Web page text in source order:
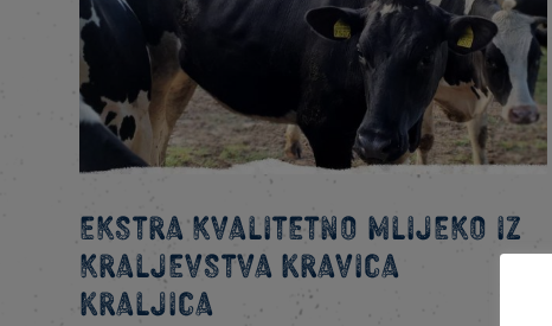
Ekstra kvalitetno mlijeko iz
kraljevstva Kravica
Kraljica